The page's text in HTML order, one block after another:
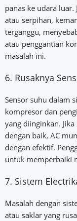
panas ke udara
atau serpihan,
terganggu,
atau penggantian
masalah ini.
6. Rusaknya
Sensor suhu dalam
kompresor dan
yang diinginkan.
dengan baik, AC
dengan efektif.
untuk memperbaiki
7. Sistem
Masalah dengan
atau saklar yang